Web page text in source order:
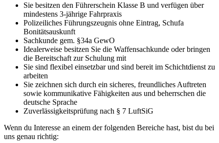
Sie besitzen den Führerschein Klasse B und verfügen über
mindestens 3-jährige Fahrpraxis
Polizeiliches Führungszeugnis ohne Eintrag, Schufa
Bonitätsauskunft
Sachkunde gem. §34a GewO
Idealerweise besitzen Sie die Waffensachkunde oder bringen
die Bereitschaft zur Schulung mit
Sie sind flexibel einsetzbar und sind bereit im Schichtdienst zu
arbeiten
Sie zeichnen sich durch ein sicheres, freundliches Auftreten
sowie kommunikative Fähigkeiten aus und beherrschen die
deutsche Sprache
Zuverlässigkeitsprüfung nach § 7 LuftSiG
Wenn du Interesse an einem der folgenden Bereiche hast, bist du bei
uns genau richtig: